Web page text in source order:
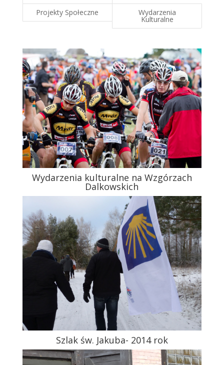
Projekty Społeczne Wydarzenia
Kulturalne
Wydarzenia kulturalne na Wzgórzach
Dalkowskich
Szlak św. Jakuba- 2014 rok